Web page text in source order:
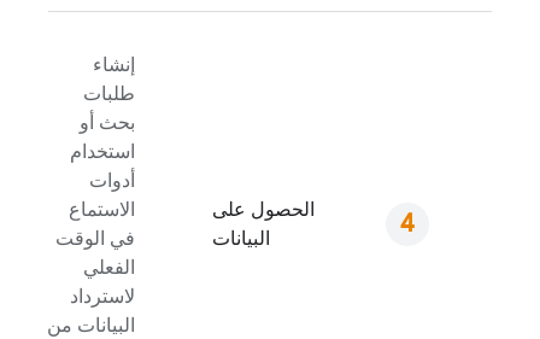
الحصول على
البيانات
إنشاء
طلبات
بحث أو
استخدام
أدوات
الاستماع
في الوقت
الفعلي
لاسترداد
البيانات من